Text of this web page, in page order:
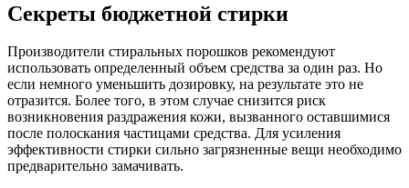
Секреты бюджетной стирки
Производители стиральных порошков рекомендуют
использовать определенный объем средства за один раз. Но
если немного уменьшить дозировку, на результате это не
отразится. Более того, в этом случае снизится риск
возникновения раздражения кожи, вызванного оставшимися
после полоскания частицами средства. Для усиления
эффективности стирки сильно загрязненные вещи необходимо
предварительно замачивать.